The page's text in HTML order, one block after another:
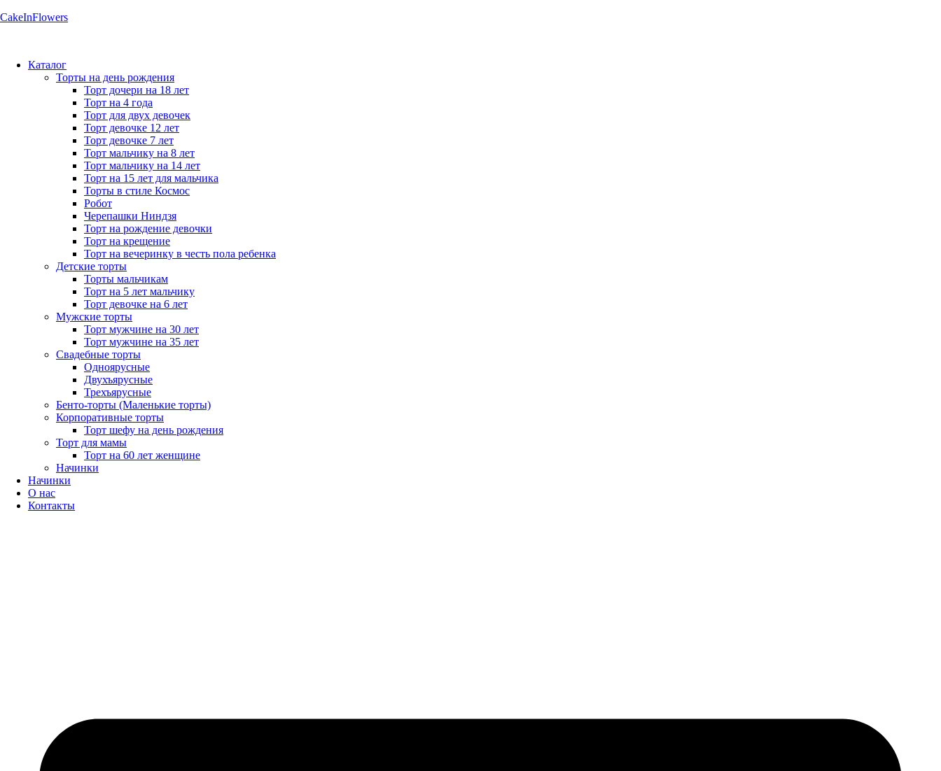
CakeInFlowers
Каталог
Торты на день рождения
Торт дочери на 18 лет
Торт на 4 года
Торт для двух девочек
Торт девочке 12 лет
Торт девочке 7 лет
Торт мальчику на 8 лет
Торт мальчику на 14 лет
Торт на 15 лет для мальчика
Торты в стиле Космос
Робот
Черепашки Ниндзя
Торт на рождение девочки
Торт на крещение
Торт на вечеринку в честь пола ребенка
Детские торты
Торты мальчикам
Торт на 5 лет мальчику
Торт девочке на 6 лет
Мужские торты
Торт мужчине на 30 лет
Торт мужчине на 35 лет
Свадебные торты
Одноярусные
Двухъярусные
Трехъярусные
Бенто-торты (Маленькие торты)
Корпоративные торты
Торт шефу на день рождения
Торт для мамы
Торт на 60 лет женщине
Начинки
Начинки
О нас
Контакты